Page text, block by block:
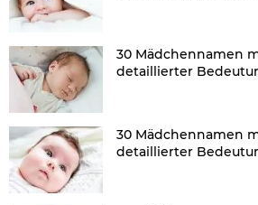
30 Mädchennamen
detaillierter
30 Mädchennamen
detaillierter